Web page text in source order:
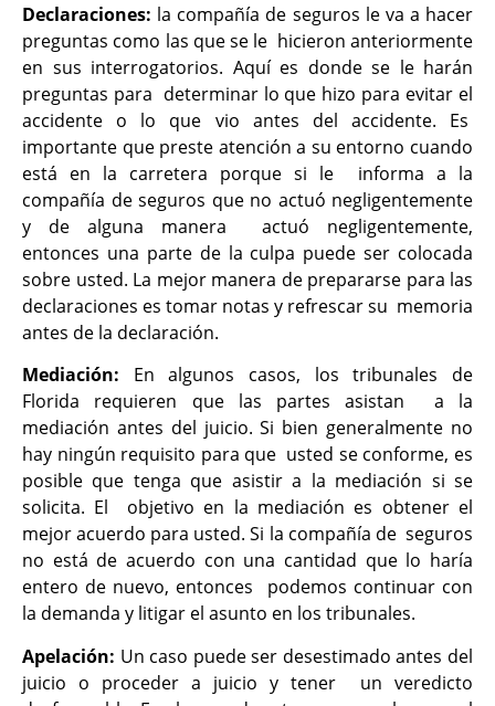
Declaraciones: la compañía de seguros le va a hacer
preguntas como las que se le hicieron anteriormente
en sus interrogatorios. Aquí es donde se le harán
preguntas para determinar lo que hizo para evitar el
accidente o lo que vio antes del accidente. Es
importante que preste atención a su entorno cuando
está en la carretera porque si le informa a la
compañía de seguros que no actuó negligentemente
y de alguna manera actuó negligentemente,
entonces una parte de la culpa puede ser colocada
sobre usted. La mejor manera de prepararse para las
declaraciones es tomar notas y refrescar su memoria
antes de la declaración.
Mediación: En algunos casos, los tribunales de
Florida requieren que las partes asistan a la
mediación antes del juicio. Si bien generalmente no
hay ningún requisito para que usted se conforme, es
posible que tenga que asistir a la mediación si se
solicita. El objetivo en la mediación es obtener el
mejor acuerdo para usted. Si la compañía de seguros
no está de acuerdo con una cantidad que lo haría
entero de nuevo, entonces podemos continuar con
la demanda y litigar el asunto en los tribunales.
Apelación: Un caso puede ser desestimado antes del
juicio o proceder a juicio y tener un veredicto